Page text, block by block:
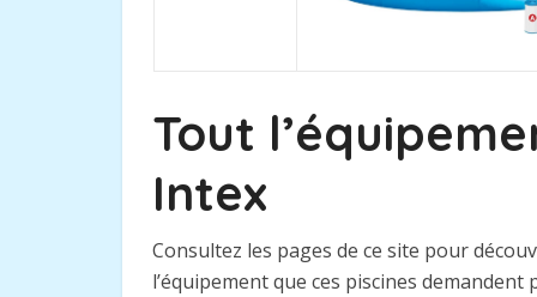
Tout
Intex
Consultez les pages de ce site pour
l’équipement que ces piscines